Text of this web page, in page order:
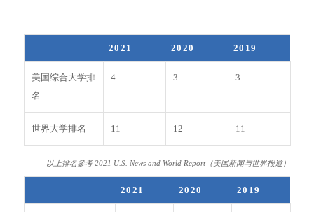
2021 2020 2019
美国综合大学排
名
4 3 3
世界大学排名 11 12 11
以上排名參考 2021 U.S. News and World Report（美国新闻与世界报道）
2021 2020 2019